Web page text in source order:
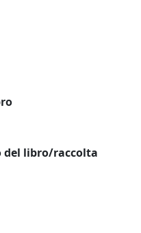
del libro/raccolta